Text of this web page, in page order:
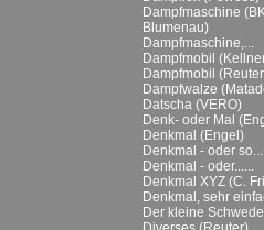
Dampfmaschine
Blumenau)
Dampfmaschine,...
Dampfmobil
Dampfmobil
Dampfwalze
Datscha (VERO)
Denk- oder Mal
Denkmal (Engel)
Denkmal - oder so...
Denkmal - oder......
Denkmal XYZ (C.
Denkmal, sehr
Der kleine